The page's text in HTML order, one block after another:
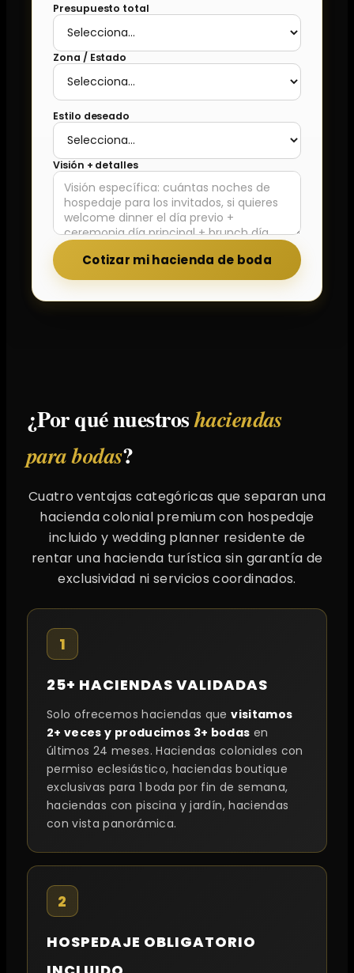
Presupuesto total
Zona / Estado
Estilo deseado
Visión + detalles
Cotizar mi hacienda de boda
¿Por qué nuestroshaciendas
para bodas?
Cuatro ventajas categóricas que separan una
hacienda colonial premium con hospedaje
incluido y wedding planner residente de
rentar una hacienda turística sin garantía de
exclusividad ni servicios coordinados.
1
25+ HACIENDAS VALIDADAS
Solo ofrecemos haciendas quevisitamos
2+ veces y producimos 3+ bodas en
últimos 24 meses. Haciendas coloniales con
permiso eclesiástico, haciendas boutique
exclusivas para 1 boda por fin de semana,
haciendas con piscina y jardín, haciendas
con vista panorámica.
2
HOSPEDAJE OBLIGATORIO